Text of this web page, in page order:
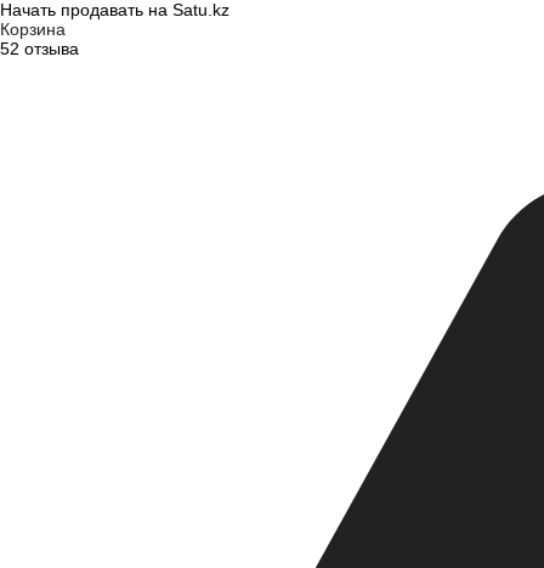
Начать продавать на Satu.kz
Корзина
52 отзыва